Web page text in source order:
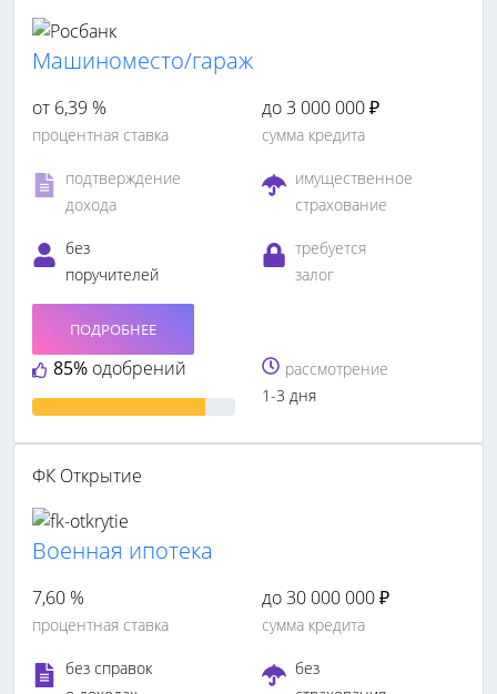
Машиноместо/гараж
от 6,39 %
процентная ставка
до 3 000 000 ₽
сумма кредита
подтверждение
дохода
имущественное
страхование
без
поручителей
требуется
залог
85% одобрений
ПОДРОБНЕЕ
рассмотрение
1-3 дня
ФК Открытие
Военная ипотека
7,60 %
процентная ставка
до 30 000 000 ₽
сумма кредита
без справок
без